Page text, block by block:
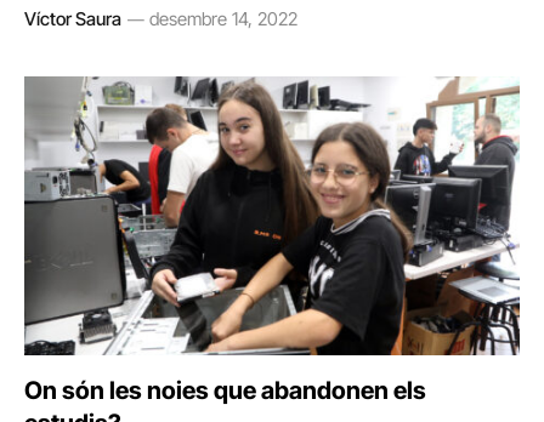
Víctor Saura desembre 14, 2022
On són les noies que abandonen els